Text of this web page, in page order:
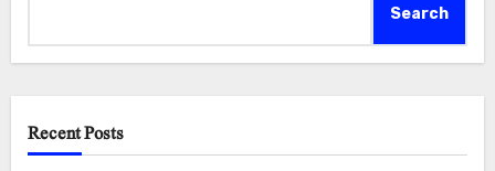
Search
Recent Posts